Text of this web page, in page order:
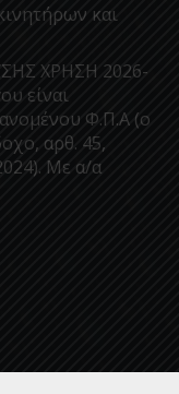
και
ΧΡΗΣΗ 2026-
είναι
Φ.Π.Α (ο
αρθ. 45,
Με α/α